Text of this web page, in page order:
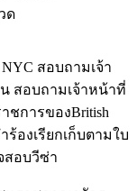
ด
สอบถามเจ้า
สอบถามเจ้าหน้าที่
ชการของBritish
ร้องเรียกเก็บตามใบ
สอบวีซ่า